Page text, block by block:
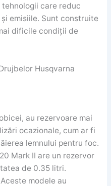
care reduc
emisiile. Sunt construite
dificile condiții de
Husqvarna
au rezervoare mai
ocazionale, cum ar fi
lemnului pentru foc.
Mark II are un rezervor
de 0.35 litri.
modele au